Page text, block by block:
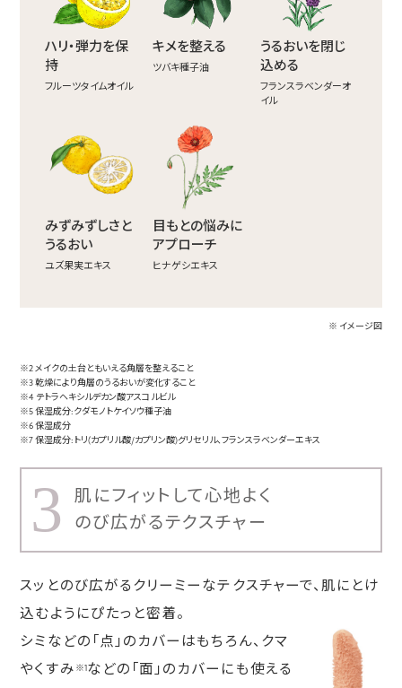
ハリ・弾力を保
持
フルーツタイムオイル
キメを整える
ツバキ種子油
うるおいを閉じ
込める
フランスラベンダーオ
イル
みずみずしさと
うるおい
ユズ果実エキス
目もとの悩みに
アプローチ
ヒナゲシエキス
※ イメージ図
※2 メイクの土台ともいえる角層を整えること
※3 乾燥により角層のうるおいが変化すること
※4 テトラヘキシルデカン酸アスコルビル
※5 保湿成分:クダモノトケイソウ種子油
※6 保湿成分
※7 保湿成分:トリ(カプリル酸/カプリン酸)グリセリル、フランスラベンダーエキス
3
肌にフィットして心地よく
のび広がるテクスチャー
スッとのび広がるクリーミーなテクスチャーで、肌にとけ
込むようにぴたっと密着。
シミなどの「点」のカバーはもちろん、クマ
やくすみ ※1などの「面」のカバーにも使える